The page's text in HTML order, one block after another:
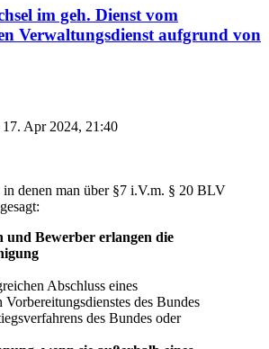
im geh. Dienst vom
Verwaltungsdienst aufgrund von
17. Apr 2024, 21:40
denen man über §7 i.V.m. § 20 BLV
und Bewerber erlangen die
Abschluss eines
Vorbereitungsdienstes des Bundes
des Bundes oder